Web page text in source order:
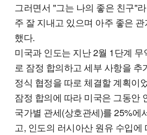
그러면서 "그는 나의 좋은 친구"
주 잘 지내고 있으며 아주 좋은
했다.
미국과 인도는 지난 2월 1단계 무
로 잠정 합의하고 세부 사항을 추
정식 협정을 따로 체결할 계획이
잠정 합의에 따라 미국은 그동안
국가별 관세(상호관세)를 25%에
고, 인도의 러시아산 원유 수입에